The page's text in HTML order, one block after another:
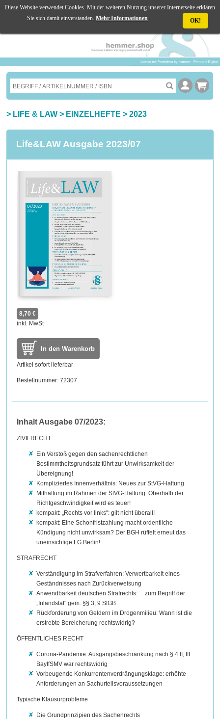
☰ MENU
> LIFE & LAW > EINZELHEFTE >2023
Life&LAW Ausgabe 2023/07
8,70 €
inkl. MwSt
In den Warenkorb
Artikel sofort lieferbar
Bestellnummer: 72307
Inhalt Ausgabe 07/2023:
ZIVILRECHT
Ein Verstoß gegen den sachenrechtlichen
Bestimmtheitsgrundsatz führt zur Unwirksamkeit der
Übereignung!
Kompliziertes Innenverhältnis: Neues zur StVG-Haftung
Mithaftung im Rahmen der StVG-Haftung: Oberhalb der
Richtgeschwindigkeit wird es teuer!
kompakt: „Rechts vor links": gilt nicht überall!
kompakt: Eine Schonfristzahlung macht ordentliche
Kündigung nicht unwirksam? Der BGH rüffelt erneut das
uneinsichtige LG Berlin!
STRAFRECHT
Verständigung im Strafverfahren: Verwertbarkeit eines
Geständnisses nach Zurückverweisung
Anwendbarkeit deutschen Strafrechts: zum Begriff der
„Inlandstat" gem. §§ 3, 9 StGB
Rückforderung von Geldern im Drogenmilieu: Wann ist die
erstrebte Bereicherung rechtswidrig?
ÖFFENTLICHES RECHT
Corona-Pandemie: Ausgangsbeschränkung nach § 4 II, III
BayIfSMV war rechtswidrig
Vorbeugende Konkurrentenverdrängungsklage: erhöhte
Anforderungen an Sachurteilsvoraussetzungen
Typische Klausurprobleme
Die Grundprinzipien des Sachenrechts
Diese Website verwendet Cookies. Mit der weiteren Nutzung unserer Internetseite erklären
Sie sich damit einverstanden. Mehr Informationen OK!